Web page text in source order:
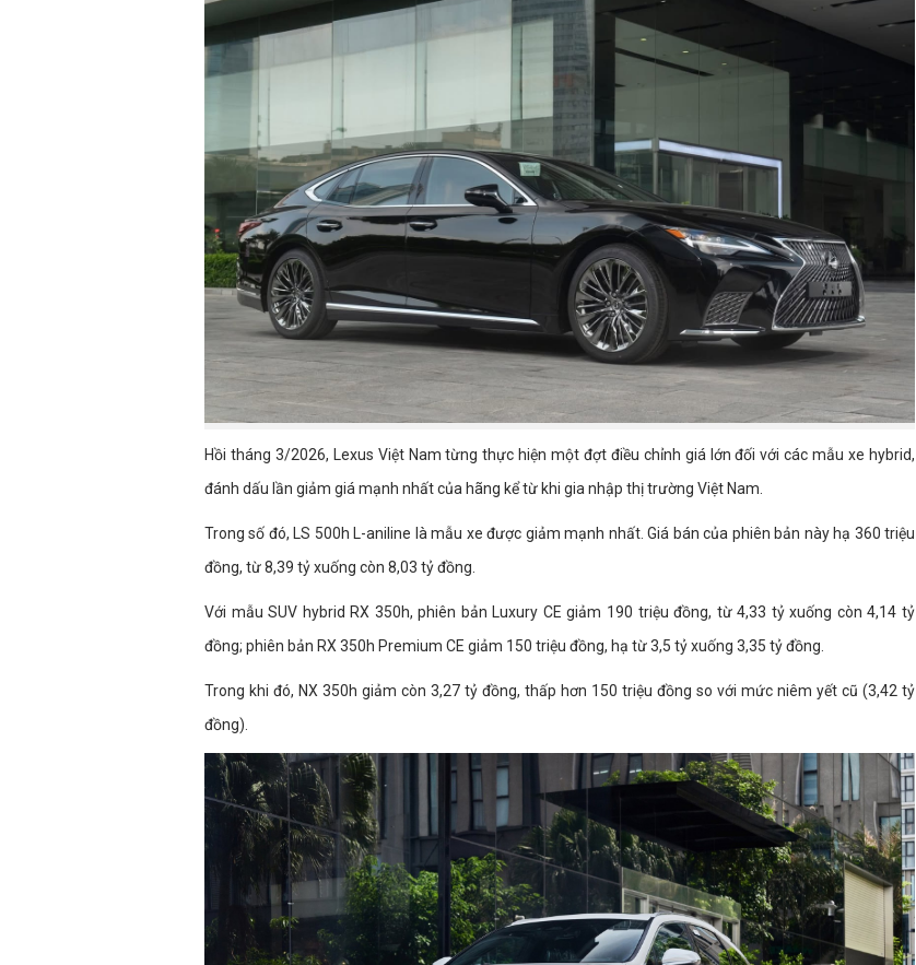
Hồi tháng 3/2026, Lexus Việt Nam từng thực hiện một đợt điều chỉnh giá lớn đối với các mẫu xe hybrid,
đánh dấu lần giảm giá mạnh nhất của hãng kể từ khi gia nhập thị trường Việt Nam.
Trong số đó, LS 500h L-aniline là mẫu xe được giảm mạnh nhất. Giá bán của phiên bản này hạ 360 triệu
đồng, từ 8,39 tỷ xuống còn 8,03 tỷ đồng.
Với mẫu SUV hybrid RX 350h, phiên bản Luxury CE giảm 190 triệu đồng, từ 4,33 tỷ xuống còn 4,14 tỷ
đồng; phiên bản RX 350h Premium CE giảm 150 triệu đồng, hạ từ 3,5 tỷ xuống 3,35 tỷ đồng.
Trong khi đó, NX 350h giảm còn 3,27 tỷ đồng, thấp hơn 150 triệu đồng so với mức niêm yết cũ (3,42 tỷ
đồng).